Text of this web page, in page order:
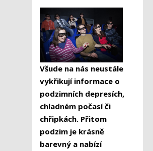
Všude na nás neustále
vykřikují informace o
podzimních depresích,
chladném počasí či
chřipkách. Přitom
podzim je krásně
barevný a nabízí